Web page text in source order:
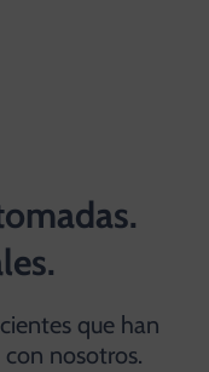
que han
nosotros.